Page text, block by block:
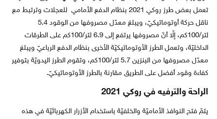
تعمل بعض طرز روكي 2021 بنظام الدفع الأمامي للعجلات وترتبط مع
ناقل حركة أوتوماتيكيّ، ويبلغ معدّل مصروفها من الوقود 5.4
لتر/100كم، إلّا أنّ مصروفها يرتفع إلى 6.9 لتر/100كم على الطرقات
الداخليّة، وتعمل الطرز الأوتوماتيكيّة الأخرى بنظام الدفع الرباعيّ ويبلغ
معدّل مصروفها من البنزين 5.7 لتر/100كم، وتقوم الطرز اليدويّة بتوفير
كفاءة وقود أفضل على الطريق مقارنة بالطرز الأوتوماتيكيّ.
الراحة والترفيه في روكي 2021
يتمّ فتح النوافذ الأماميّة والخلفيّة باستخدام الأزرار الكهربائيّة في هذه